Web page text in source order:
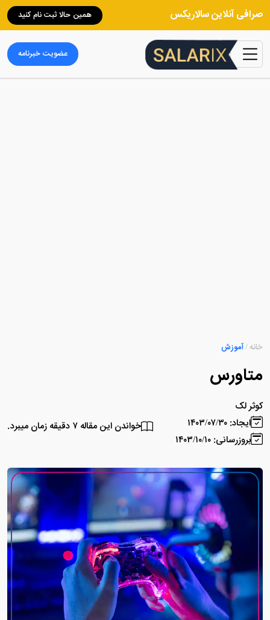
صرافی آنلاین سالاریکس همین حالا ثبت نام کنید
عضویت خبرنامه
خانه/آموزش
متاورس
کوثر لک
ایجاد: ۱۴۰۳/۰۷/۳۰
بروزرسانی: ۱۴۰۳/۱۰/۱۰
خواندن این مقاله ۷ دقیقه زمان میبرد.